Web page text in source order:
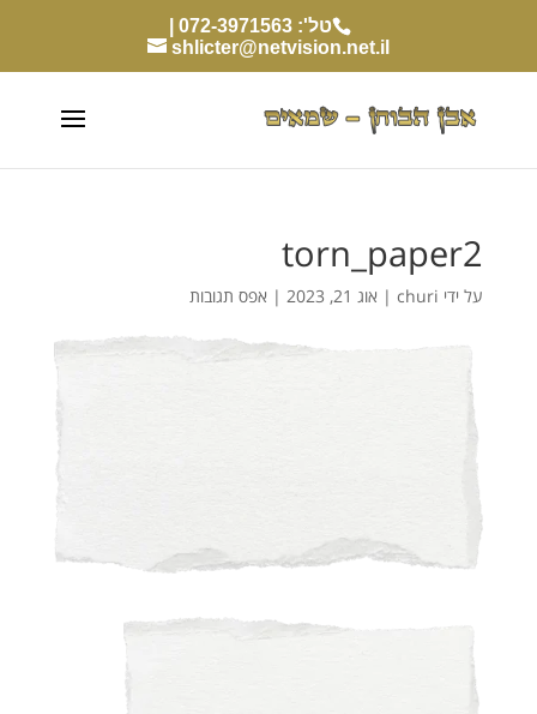
טל': 072-3971563 |
shlicter@netvision.net.il
torn_paper2
על ידי churi
| אוג 21, 2023 | אפס תגובות